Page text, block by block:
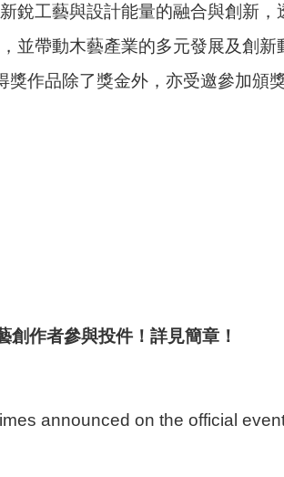
銳工藝與設計能量的融合與創新
並帶動木藝產業的多元發展及創新
作品除了獎金外，亦受邀參加頒
創作者參與投件！詳見簡章！
announced on the official